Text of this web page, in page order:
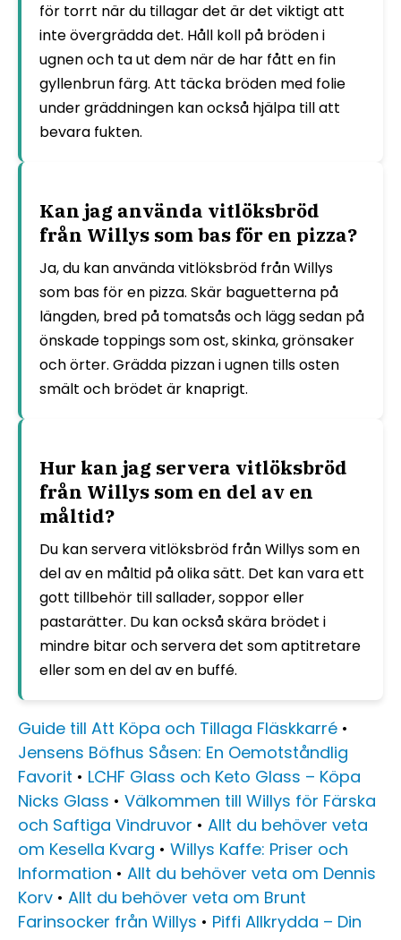
för torrt när du tillagar det är det viktigt att
inte övergrädda det. Håll koll på bröden i
ugnen och ta ut dem när de har fått en fin
gyllenbrun färg. Att täcka bröden med folie
under gräddningen kan också hjälpa till att
bevara fukten.
Kan jag använda vitlöksbröd
från Willys som bas för en pizza?
Ja, du kan använda vitlöksbröd från Willys
som bas för en pizza. Skär baguetterna på
längden, bred på tomatsås och lägg sedan på
önskade toppings som ost, skinka, grönsaker
och örter. Grädda pizzan i ugnen tills osten
smält och brödet är knaprigt.
Hur kan jag servera vitlöksbröd
från Willys som en del av en
måltid?
Du kan servera vitlöksbröd från Willys som en
del av en måltid på olika sätt. Det kan vara ett
gott tillbehör till sallader, soppor eller
pastarätter. Du kan också skära brödet i
mindre bitar och servera det som aptitretare
eller som en del av en buffé.
Guide till Att Köpa och Tillaga Fläskkarré •
Jensens Böfhus Såsen: En Oemotståndlig
Favorit • LCHF Glass och Keto Glass – Köpa
Nicks Glass • Välkommen till Willys för Färska
och Saftiga Vindruvor • Allt du behöver veta
om Kesella Kvarg • Willys Kaffe: Priser och
Information • Allt du behöver veta om Dennis
Korv • Allt du behöver veta om Brunt
Farinsocker från Willys • Piffi Allkrydda – Din